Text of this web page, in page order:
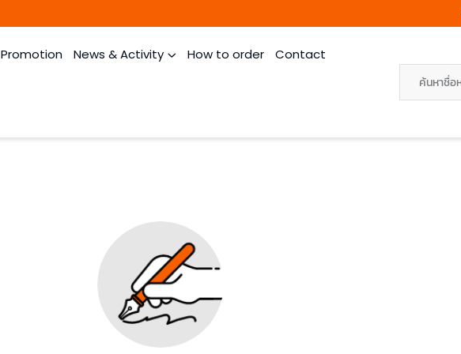
Promotion News & Activity How to order Contact